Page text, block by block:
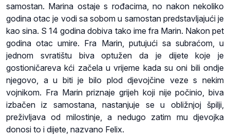
samostan. Marina ostaje s rođacima, no nakon nekoliko
godina otac je vodi sa sobom u samostan predstavljajući je
kao sina. S 14 godina dobiva tako ime fra Marin. Nakon pet
godina otac umire. Fra Marin, putujući sa subraćom, u
jednom svratištu biva optužen da je dijete koje je
gostioničareva kći začela u vrijeme kada su oni bili ondje
njegovo, a u biti je bilo plod djevojčine veze s nekim
vojnikom. Fra Marin priznaje grijeh koji nije počinio, biva
izbačen iz samostana, nastanjuje se u obližnjoj špilji,
preživljava od milostinje, a nedugo zatim mu djevojka
donosi to i dijete, nazvano Felix.